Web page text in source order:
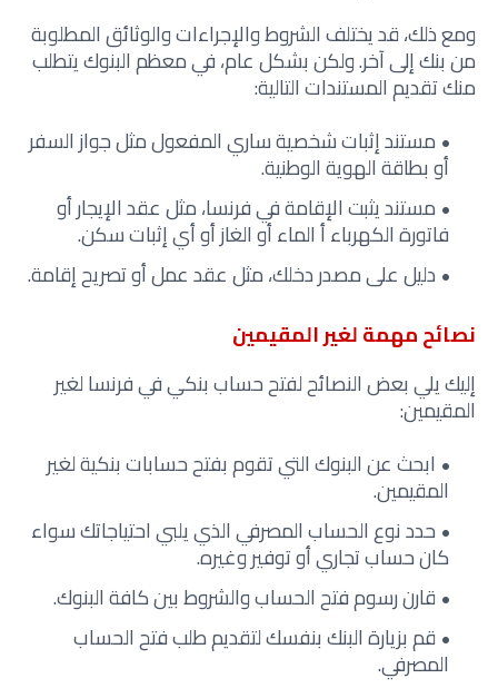
ومع ذلك، قد يختلف الشروط والإجراءات والوثائق المطلوبة
من بنك إلى آخر. ولكن بشكل عام، في معظم البنوك يتطلب
منك تقديم المستندات التالية:
مستند إثبات شخصية ساري المفعول مثل جواز السفر
أو بطاقة الهوية الوطنية.
مستند يثبت الإقامة في فرنسا، مثل عقد الإيجار أو
فاتورة الكهرباء أ الماء أو الغاز أو أي إثبات سكن.
دليل على مصدر دخلك، مثل عقد عمل أو تصريح إقامة.
نصائح مهمة لغير المقيمين
إليك يلي بعض النصائح لفتح حساب بنكي في فرنسا لغير
المقيمين:
ابحث عن البنوك التي تقوم بفتح حسابات بنكية لغير
المقيمين.
حدد نوع الحساب المصرفي الذي يلبي احتياجاتك سواء
كان حساب تجاري أو توفير وغيره.
قارن رسوم فتح الحساب والشروط بين كافة البنوك.
قم بزيارة البنك بنفسك لتقديم طلب فتح الحساب
المصرفي.